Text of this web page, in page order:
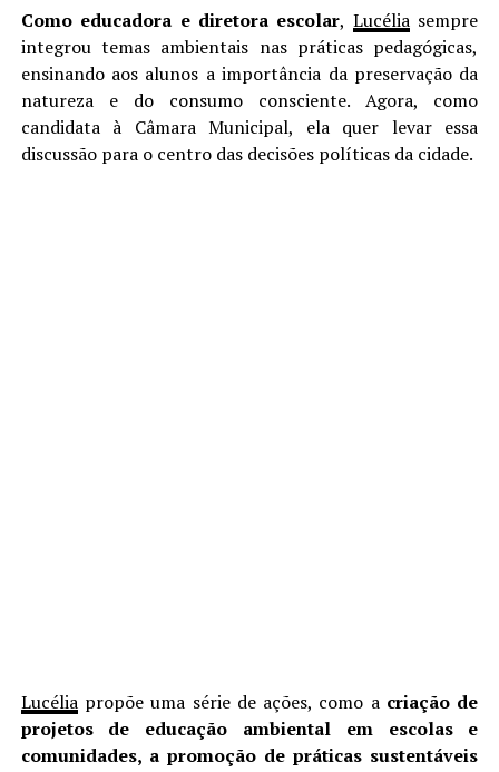
Como educadora e diretora escolar, Lucéliasempre
integrou temas ambientais nas práticas pedagógicas,
ensinando aos alunos a importância da preservação da
natureza e do consumo consciente. Agora, como
candidata à Câmara Municipal, ela quer levar essa
discussão para o centro das decisões políticas da cidade.
Lucéliapropõe uma série de ações, como a criação de
projetos de educação ambiental em escolas e
comunidades, a promoção de práticas sustentáveis